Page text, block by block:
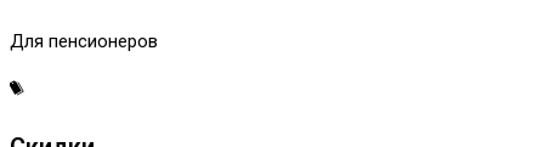
Для пенсионеров